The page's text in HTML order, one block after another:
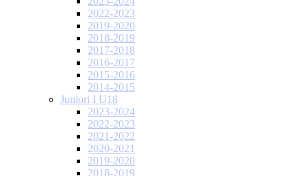
2022-2023
2019-2020
2018-2019
2017-2018
2016-2017
2015-2016
2014-2015
Juniori I U18
2023-2024
2022-2023
2021-2022
2020-2021
2019-2020
2018-2019